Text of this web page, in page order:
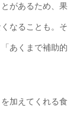
があるため、果
なることも。そ
あくまで補助的
加えてくれる食